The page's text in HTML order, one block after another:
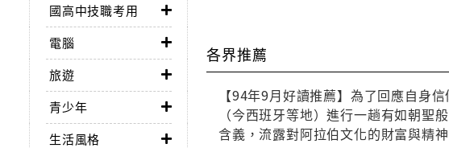
國高中技職考用
電腦
旅遊
青少年
生活風格
各界推薦
【94年9月好讀推薦】為了回應自身
（今西班牙等地）進行一趟有如朝
含義，流露對阿拉伯文化的財富與精